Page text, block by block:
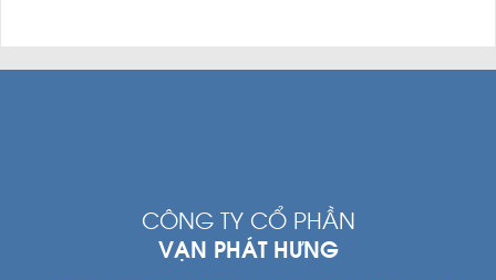
CÔNG TY CỔ PHẦN
VẠN PHÁT HƯNG